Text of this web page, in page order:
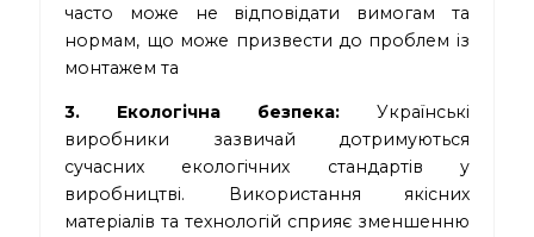
часто може не відповідати вимогам та
нормам, що може призвести до проблем із
монтажем та
3. Екологічна безпека:Українські
виробники зазвичай дотримуються
сучасних екологічних стандартів у
виробництві. Використання якісних
матеріалів та технологій сприяє зменшенню